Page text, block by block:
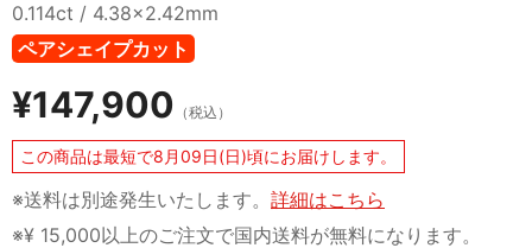
0.114ct / 4.38x2.42mm
ペアシェイプカット
¥147,900 （税込）
この商品は最短で8月09日(日)頃にお届けします。
※送料は別途発生いたします。 詳細はこちら
※¥ 15,000以上のご注文で国内送料が無料になります。